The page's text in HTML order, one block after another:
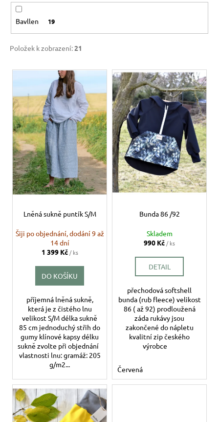
kBavllen 19
Položek k zobrazení:21
V
p
s
p
r
o
d
u
k
Lněná sukně puntík S/M
Šiji po objednání, dodání 9 až
14 dní
1 399 Kč/ ks
DO KOŠÍKU
příjemná lněná sukně,
která je z čistého lnu
velikost S/M délka sukně
85 cm jednoduchý střih do
gumy klínové kapsy délku
sukně zvolte při objednání
vlastnosti lnu: gramáž: 205
g/m2...
Bunda 86 /92
Skladem
990 Kč/ ks
DETAIL
přechodová softshell
bunda (rub fleece) velikost
86 ( až 92) prodloužená
záda rukávy jsou
zakončené do nápletu
kvalitní zip českého
výrobce
Červená
a
í
t
HLEDAT
D
o
p
o